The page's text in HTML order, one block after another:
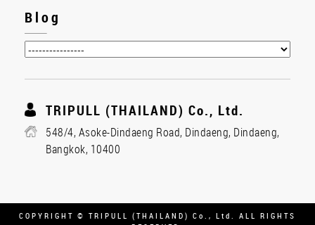
Blog
TRIPULL (THAILAND) Co., Ltd.
548/4, Asoke-Dindaeng Road, Dindaeng, Dindaeng,
Bangkok, 10400
COPYRIGHT © TRIPULL (THAILAND) Co., Ltd. ALL RIGHTS